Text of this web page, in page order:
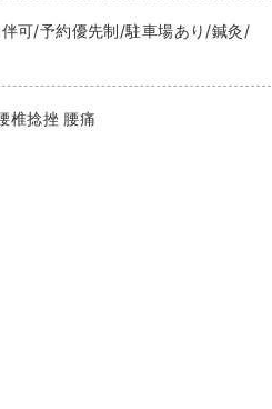
可/予約優先制/駐車場あり/鍼灸/
椎捻挫 腰痛